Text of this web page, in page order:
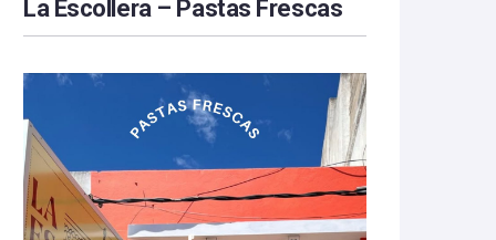
La Escollera – Pastas Frescas